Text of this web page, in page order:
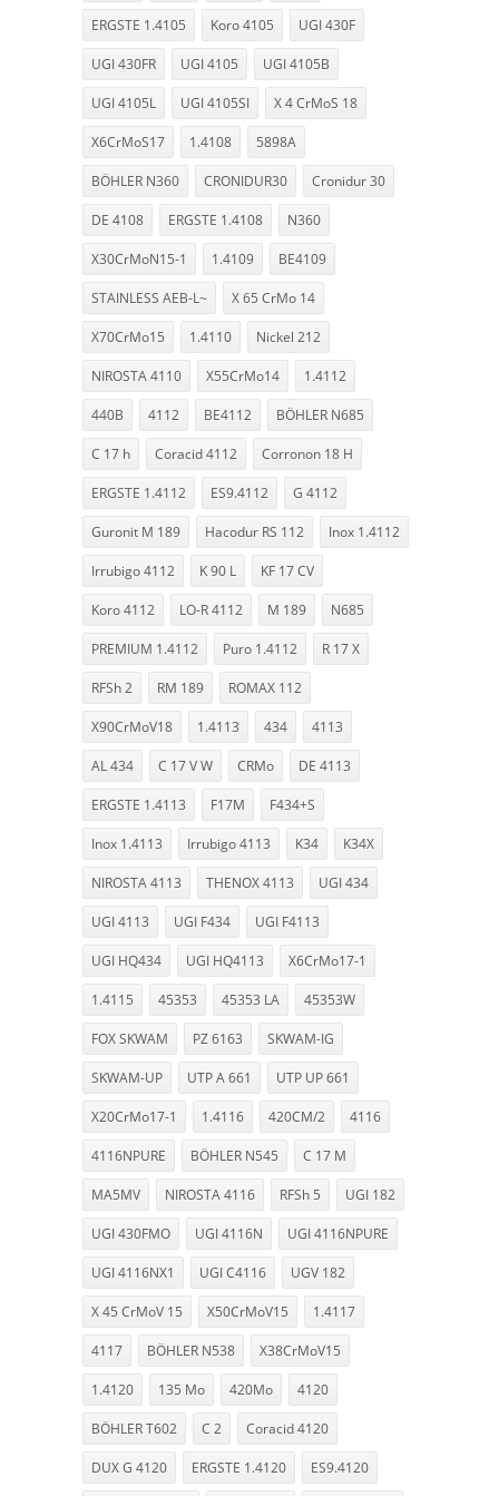
ERGSTE 1.4105 Koro 4105 UGI 430F
UGI 430FR UGI 4105 UGI 4105B
UGI 4105L UGI 4105SI X 4 CrMoS 18
X6CrMoS17 1.4108 5898A
BÖHLER N360 CRONIDUR30 Cronidur 30
DE 4108 ERGSTE 1.4108 N360
X30CrMoN15-1 1.4109 BE4109
STAINLESS AEB-L~ X 65 CrMo 14
X70CrMo15 1.4110 Nickel 212
NIROSTA 4110 X55CrMo14 1.4112
440B 4112 BE4112 BÖHLER N685
C 17 h Coracid 4112 Corronon 18 H
ERGSTE 1.4112 ES9.4112 G 4112
Guronit M 189 Hacodur RS 112 Inox 1.4112
Irrubigo 4112 K 90 L KF 17 CV
Koro 4112 LO-R 4112 M 189 N685
PREMIUM 1.4112 Puro 1.4112 R 17 X
RFSh 2 RM 189 ROMAX 112
X90CrMoV18 1.4113 434 4113
AL 434 C 17 V W CRMo DE 4113
ERGSTE 1.4113 F17M F434+S
Inox 1.4113 Irrubigo 4113 K34 K34X
NIROSTA 4113 THENOX 4113 UGI 434
UGI 4113 UGI F434 UGI F4113
UGI HQ434 UGI HQ4113 X6CrMo17-1
1.4115 45353 45353 LA 45353W
FOX SKWAM PZ 6163 SKWAM-IG
SKWAM-UP UTP A 661 UTP UP 661
X20CrMo17-1 1.4116 420CM/2 4116
4116NPURE BÖHLER N545 C 17 M
MA5MV NIROSTA 4116 RFSh 5 UGI 182
UGI 430FMO UGI 4116N UGI 4116NPURE
UGI 4116NX1 UGI C4116 UGV 182
X 45 CrMoV 15 X50CrMoV15 1.4117
4117 BÖHLER N538 X38CrMoV15
1.4120 135 Mo 420Mo 4120
BÖHLER T602 C 2 Coracid 4120
DUX G 4120 ERGSTE 1.4120 ES9.4120